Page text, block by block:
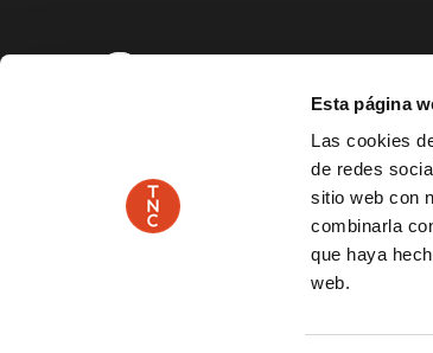
Esta página
Las cookies
de redes
sitio web con
combinarla
que haya
web.
PAGE
SERVICIO EDUCATIVO Y SOCIAL
PLAÇA DE LES ARTS, 1 08013